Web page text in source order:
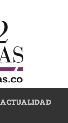
ACTUALIDAD